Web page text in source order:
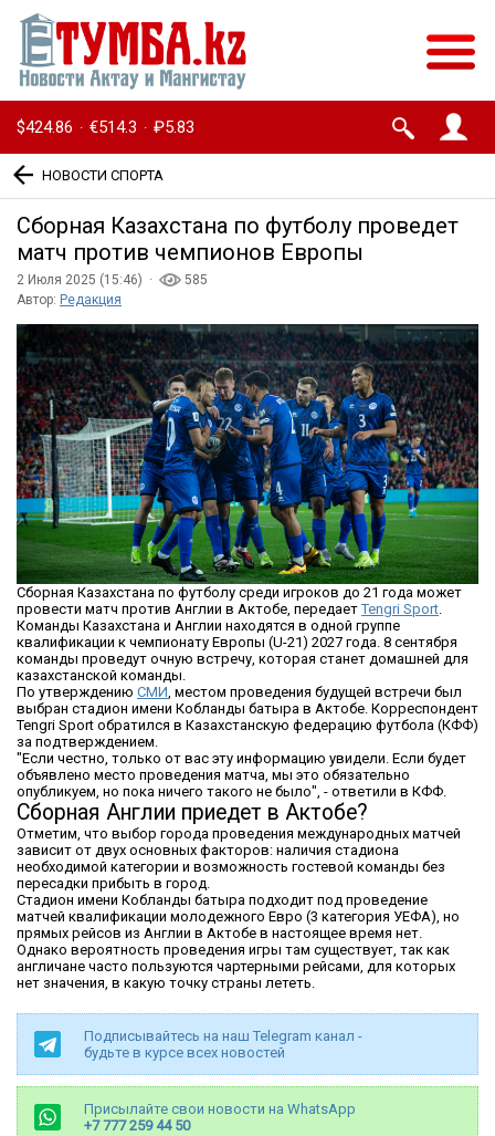
$424.86 · €514.3 · ₽5.83
НОВОСТИ СПОРТА
Сборная Казахстана по футболу проведет
матч против чемпионов Европы
2 Июля 2025 (15:46) ·
585
Автор: Редакция
Сборная Казахстана по футболу среди игроков до 21 года может
провести матч против Англии в Актобе, передаетTengri Sport.
Команды Казахстана и Англии находятся в одной группе
квалификации к чемпионату Европы (U-21) 2027 года. 8 сентября
команды проведут очную встречу, которая станет домашней для
казахстанской команды.
По утверждению СМИ, местом проведения будущей встречи был
выбран стадион имени Кобланды батыра в Актобе. Корреспондент
Tengri Sport обратился в Казахстанскую федерацию футбола (КФФ)
за подтверждением.
"Если честно, только от вас эту информацию увидели. Если будет
объявлено место проведения матча, мы это обязательно
опубликуем, но пока ничего такого не было", - ответили в КФФ.
Сборная Англии приедет в Актобе?
Отметим, что выбор города проведения международных матчей
зависит от двух основных факторов: наличия стадиона
необходимой категории и возможность гостевой команды без
пересадки прибыть в город.
Стадион имени Кобланды батыра подходит под проведение
матчей квалификации молодежного Евро (3 категория УЕФА), но
прямых рейсов из Англии в Актобе в настоящее время нет.
Однако вероятность проведения игры там существует, так как
англичане часто пользуются чартерными рейсами, для которых
нет значения, в какую точку страны лететь.
Подписывайтесь на наш Telegram канал -
будьте в курсе всех новостей
Присылайте свои новости на WhatsApp
+7 777 259 44 50